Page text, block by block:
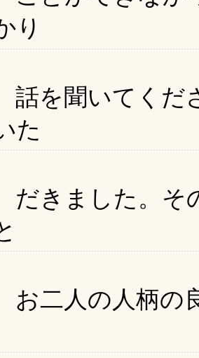
り
を聞いてくだ
た
きました。そ
二人の人柄の